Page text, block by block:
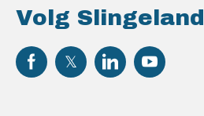
Volg Slingeland